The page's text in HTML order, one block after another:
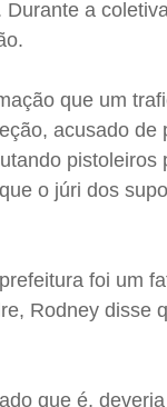
a
que um
acusado
o júri dos
foi um
Rodney disse
que é,